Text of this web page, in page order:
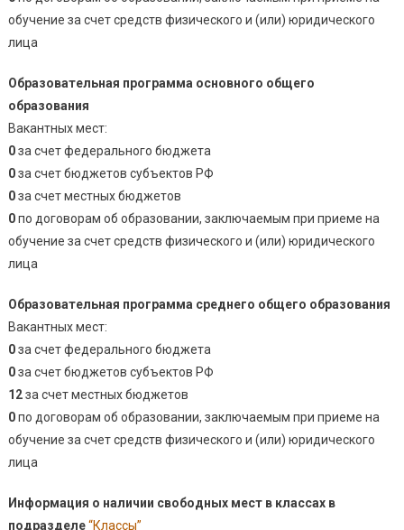
обучение за счет средств физического и (или) юридического
лица
Образовательная программа основного общего
образования
Вакантных мест:
0за счет федерального бюджета
0за счет бюджетов субъектов РФ
0за счет местных бюджетов
0по договорам об образовании, заключаемым при приеме на
обучение за счет средств физического и (или) юридического
лица
Образовательная программа среднего общего образования
Вакантных мест:
0за счет федерального бюджета
0за счет бюджетов субъектов РФ
12за счет местных бюджетов
0по договорам об образовании, заключаемым при приеме на
обучение за счет средств физического и (или) юридического
лица
Информация о наличии свободных мест в классах в
подразделе“Классы”